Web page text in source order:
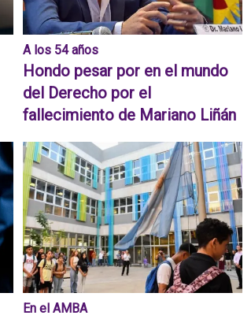
A los 54 años
Hondo pesar por en el mundo
del Derecho por el
fallecimiento de Mariano Liñán
En el AMBA